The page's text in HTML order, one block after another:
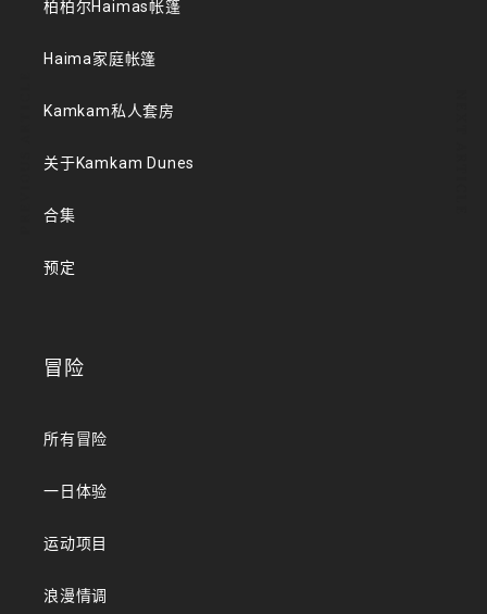
柏柏尔Haimas帐篷
Haima家庭帐篷
Kamkam私人套房
关于Kamkam Dunes
合集
预定
冒险
所有冒险
一日体验
运动项目
浪漫情调